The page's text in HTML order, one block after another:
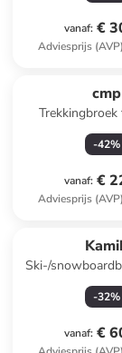
vanaf: €
Adviesprijs
cmp
-42%
vanaf: €
Adviesprijs
Ski-/
-32%
vanaf: €